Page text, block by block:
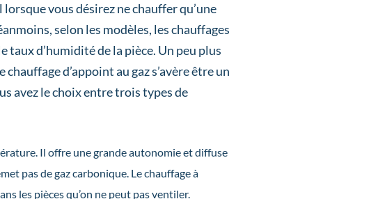
vous désirez ne chauffer qu’une
selon les modèles, les chauffages
taux d’humidité de la pièce. Un peu plus
d’appoint au gaz s’avère être un
avez le choix entre trois types de
Il offre une grande autonomie et diffuse
pas de gaz carbonique. Le chauffage à
les pièces qu’on ne peut pas ventiler.